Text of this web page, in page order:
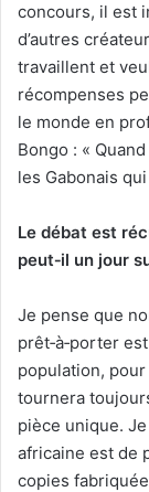
concours, il est
d’autres
travaillent et
récompenses
le monde en
Bongo : «
les Gabonais
Le débat est
peut‑il un jour
Je pense que
prêt‑à‑porter
population,
tournera
pièce unique.
africaine est de
copies